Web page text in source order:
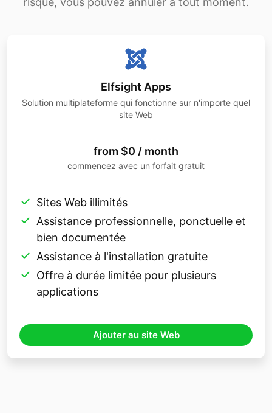
Elfsight Apps
Solution multiplateforme qui fonctionne sur n'importe quel
site Web
from $0 / month
commencez avec un forfait gratuit
Sites Web illimités
Assistance professionnelle, ponctuelle et
bien documentée
Assistance à l'installation gratuite
Offre à durée limitée pour plusieurs
applications
Ajouter au site Web